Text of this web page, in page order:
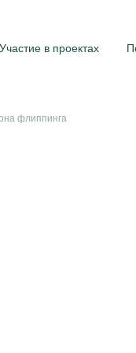
Участие в проектах
флиппинга